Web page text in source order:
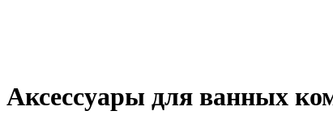
Аксессуары для ванных